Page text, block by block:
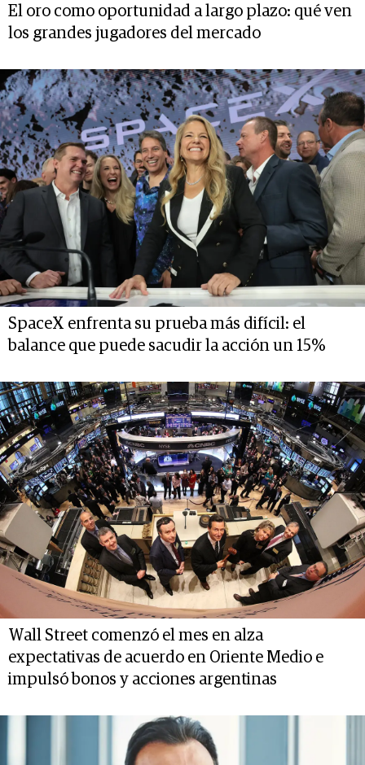
El oro como oportunidad a largo plazo: qué ven
los grandes jugadores del mercado
SpaceX enfrenta su prueba más difícil: el
balance que puede sacudir la acción un 15%
Wall Street comenzó el mes en alza
expectativas de acuerdo en Oriente Medio e
impulsó bonos y acciones argentinas